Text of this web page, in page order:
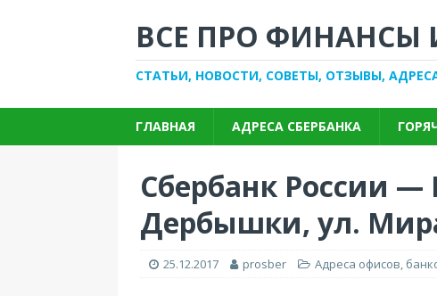
ВСЕ ПРО ФИНАНСЫ
СТАТЬИ, НОВОСТИ, СОВЕТЫ, ОТЗЫВЫ,
ГЛАВНАЯ АДРЕСА СБЕРБАНКА
Сбербанк России —
Дербышки, ул.
25.12.2017 prosber Адреса офисов,